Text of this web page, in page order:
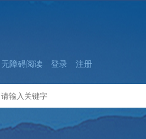
无障碍阅读 登录 注册